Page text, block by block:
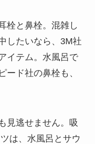
栓と鼻栓。混雑し
したいなら、3M社
イテム。水風呂で
ード社の鼻栓も、
見逃せません。吸
は、水風呂とサウ